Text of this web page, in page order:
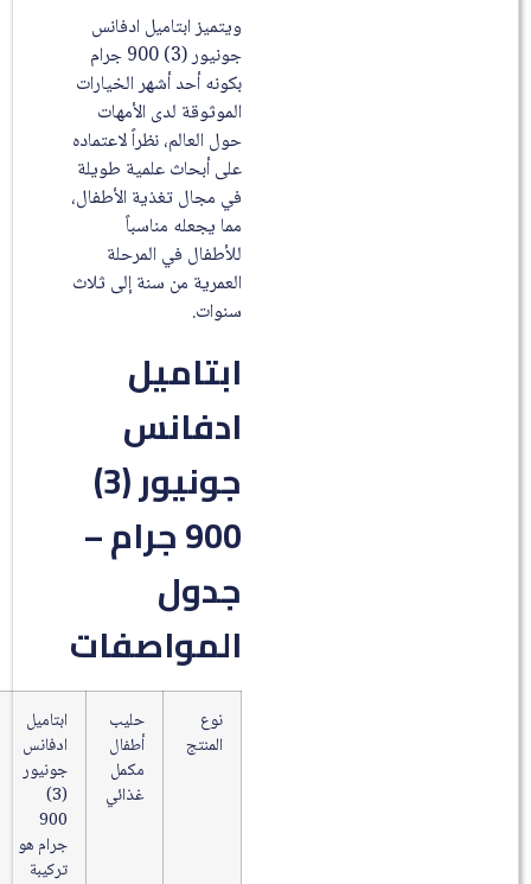
ويتميز ابتاميل ادفانس
جونيور (3) 900 جرام
بكونه أحد أشهر الخيارات
الموثوقة لدى الأمهات
حول العالم، نظراً لاعتماده
على أبحاث علمية طويلة
في مجال تغذية الأطفال،
مما يجعله مناسباً
للأطفال في المرحلة
العمرية من سنة إلى ثلاث
سنوات.
ابتاميل
ادفانس
جونيور (3)
900 جرام –
جدول
المواصفات
نوع
المنتج
حليب
أطفال
مكمل
غذائي
ابتاميل
ادفانس
جونيور
(3)
900
جرام هو
تركيبة